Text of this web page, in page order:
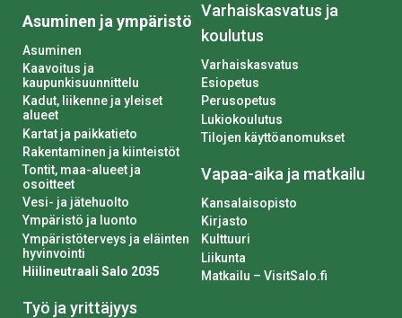
Asuminen ja ympäristö
Asuminen
Kaavoitus ja
kaupunkisuunnittelu
Kadut, liikenne ja yleiset
alueet
Kartat ja paikkatieto
Rakentaminen ja kiinteistöt
Tontit, maa-alueet ja
osoitteet
Vesi- ja jätehuolto
Ympäristö ja luonto
Ympäristöterveys ja eläinten
hyvinvointi
Hiilineutraali Salo 2035
Työ ja yrittäjyys
Varhaiskasvatus ja
koulutus
Varhaiskasvatus
Esiopetus
Perusopetus
Lukiokoulutus
Tilojen käyttöanomukset
Vapaa-aika ja matkailu
Kansalaisopisto
Kirjasto
Kulttuuri
Liikunta
Matkailu – VisitSalo.fi